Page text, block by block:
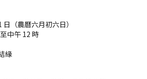
（農曆六月初六日）
中午 12 時
緣